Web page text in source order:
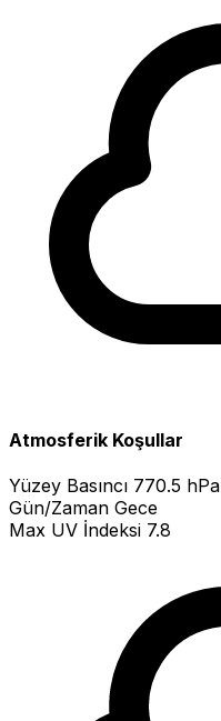
Atmosferik Koşullar
Yüzey Basıncı 770.5 hPa
Gün/Zaman Gece
Max UV İndeksi 7.8